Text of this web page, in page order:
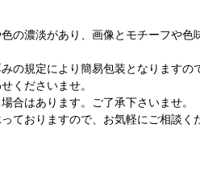
の濃淡があり、画像とモチーフや色
の規定により簡易包装となりますの
くださいませ。
合はあります。ご了承下さいませ。
ておりますので、お気軽にご相談く